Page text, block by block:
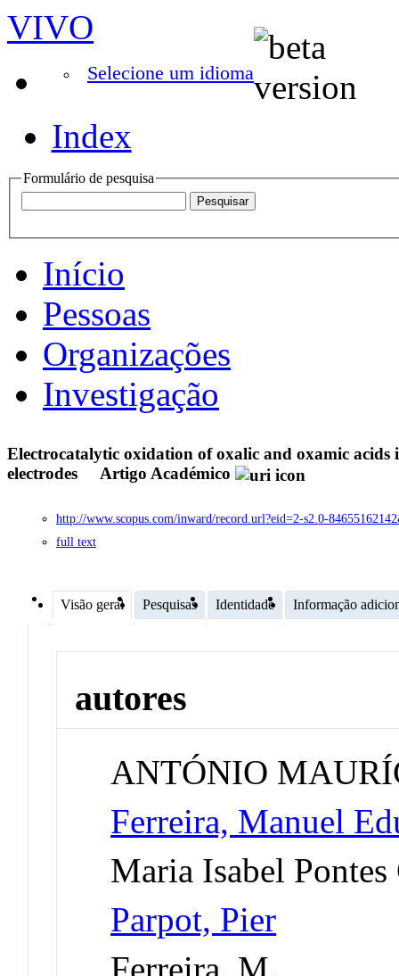
VIVO
Selecione um idioma
Index
Formulário de pesquisa
Início
Pessoas
Organizações
Investigação
Electrocatalytic oxidation of oxalic and oxamic
electrodes
Artigo Académico
http://www.scopus.com/inward/record.url?eid=2-s2.0-
full text
Visão geral Pesquisas Identidade Informação
autores
ANTÓNIO
Ferreira, Manuel
Maria Isabel
Parpot, Pier